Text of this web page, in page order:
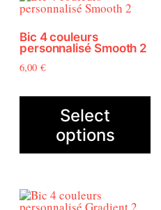
o
n
n
a
l
s
a
e
Bic 4 couleurs
personnalisé Smooth 2
6,00 €
Select
options